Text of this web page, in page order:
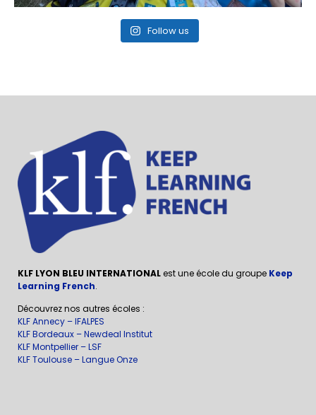
Follow us
KLF LYON BLEU INTERNATIONALest une école du groupe Keep
Learning French.
Découvrez nos autres écoles :
KLF Annecy – IFALPES
KLF Bordeaux – Newdeal Institut
KLF Montpellier – LSF
KLF Toulouse – Langue Onze